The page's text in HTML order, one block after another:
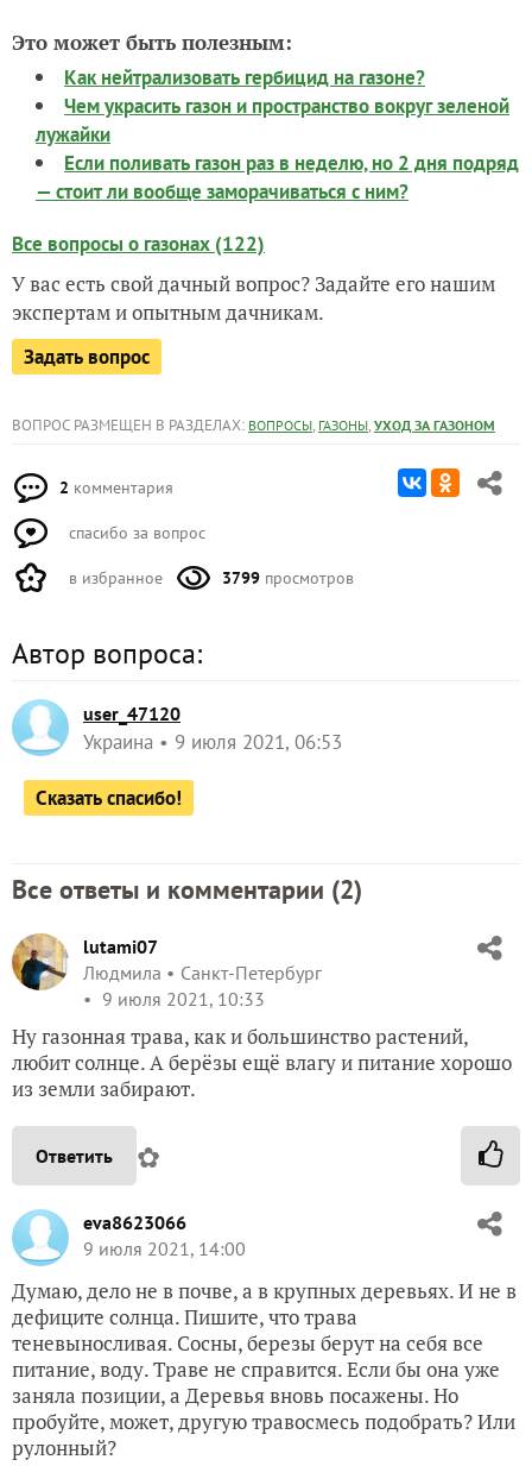
Это может быть полезным:
Как нейтрализовать гербицид на газоне?
Чем украсить газон и пространство вокруг зеленой
лужайки
Если поливать газон раз в неделю, но 2 дня подряд
— стоит ли вообще заморачиваться с ним?
Все вопросы о газонах (122)
У вас есть свой дачный вопрос? Задайте его нашим
экспертам и опытным дачникам.
Задать вопрос
ВОПРОС РАЗМЕЩЕН В РАЗДЕЛАХ: ВОПРОСЫ, ГАЗОНЫ, УХОД ЗА ГАЗОНОМ
2 комментария
спасибо за вопрос
в избранное 3799 просмотров
Автор вопроса:
user_47120
Украина 9 июля 2021, 06:53
Сказать спасибо!
Все ответы и комментарии (2)
lutami07
Людмила
Санкт-Петербург
9 июля 2021, 10:33
Ну газонная трава, как и большинство растений,
любит солнце. А берёзы ещё влагу и питание хорошо
из земли забирают.
Ответить ✿
eva8623066
9 июля 2021, 14:00
Думаю, дело не в почве, а в крупных деревьях. И не в
дефиците солнца. Пишите, что трава
теневыносливая. Сосны, березы берут на себя все
питание, воду. Траве не справится. Если бы она уже
заняла позиции, а Деревья вновь посажены. Но
пробуйте, может, другую травосмесь подобрать? Или
рулонный?